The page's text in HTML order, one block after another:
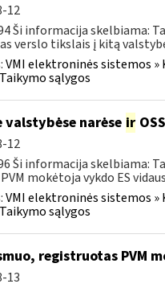
12
Ši informacija skelbiama:
verslo tikslais į kitą
VMI elektroninės sistemos »
sąlygos
valstybėse narėse ir
12
Ši informacija skelbiama:
mokėtoja vykdo ES
VMI elektroninės sistemos »
sąlygos
registruotas PVM
13